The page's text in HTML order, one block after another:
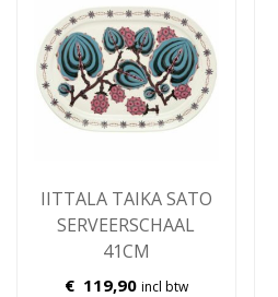
IITTALA TAIKA SATO
SERVEERSCHAAL
41CM
€ 119,90 incl btw